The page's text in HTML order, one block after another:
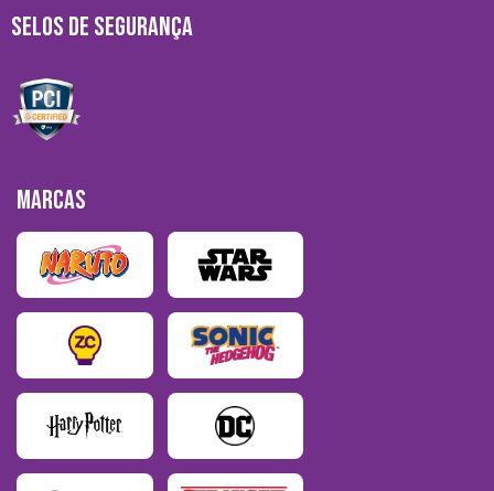
SELOS DE SEGURANÇA
MARCAS